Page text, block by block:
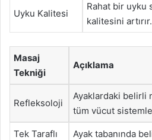
Uyku Kalitesi
Rahat bir uyku
kalitesini artırır.
Masaj
Tekniği
Açıklama
Refleksoloji
Ayaklardaki belirli
tüm vücut
Tek Taraflı
Ayak tabanında